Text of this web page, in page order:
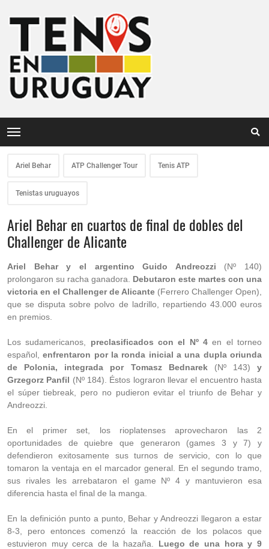
Ariel Behar ATP Challenger Tour Tenis ATP
Tenistas uruguayos
Ariel Behar en cuartos de final de dobles del
Challenger de Alicante
Ariel Behar y el argentino Guido Andreozzi (Nº 140)
prolongaron su racha ganadora. Debutaron este martes con una
victoria en el Challenger de Alicante (Ferrero Challenger Open),
que se disputa sobre polvo de ladrillo, repartiendo 43.000 euros
en premios.
Los sudamericanos, preclasificados con el Nº 4 en el torneo
español,enfrentaron por la ronda inicial a una dupla oriunda
de Polonia, integrada por Tomasz Bednarek(Nº 143) y
Grzegorz Panfil (Nº 184). Éstos lograron llevar el encuentro hasta
el súper tiebreak, pero no pudieron evitar el triunfo de Behar y
Andreozzi.
En el primer set, los rioplatenses aprovecharon las 2
oportunidades de quiebre que generaron (games 3 y 7) y
defendieron exitosamente sus turnos de servicio, con lo que
tomaron la ventaja en el marcador general. En el segundo tramo,
sus rivales les arrebataron el game Nº 4 y mantuvieron esa
diferencia hasta el final de la manga.
En la definición punto a punto, Behar y Andreozzi llegaron a estar
8-3, pero entonces comenzó la reacción de los polacos que
estuvieron muy cerca de la hazaña. Luego de una hora y 9